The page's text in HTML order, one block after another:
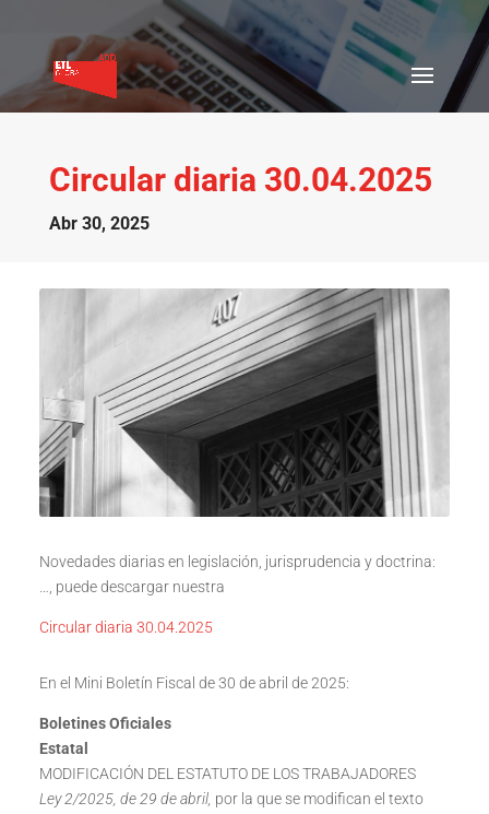
Circular diaria 30.04.2025
Abr 30, 2025
Novedades diarias en legislación, jurisprudencia y doctrina:
…, puede descargar nuestra
Circular diaria 30.04.2025
En el Mini Boletín Fiscal de 30 de abril de 2025:
Boletines Oficiales
Estatal
MODIFICACIÓN DEL ESTATUTO DE LOS TRABAJADORES
Ley 2/2025, de 29 de abril, por la que se modifican el texto